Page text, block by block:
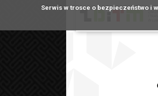
Serwis w trosce o bezpieczeństwo i